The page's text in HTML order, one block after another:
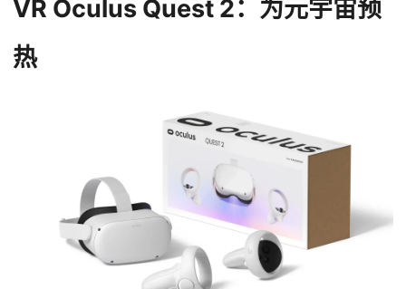
VR Oculus Quest 2：为元宇宙预
热